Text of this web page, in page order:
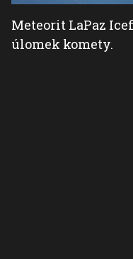
Meteorit LaPaz
úlomek komety.